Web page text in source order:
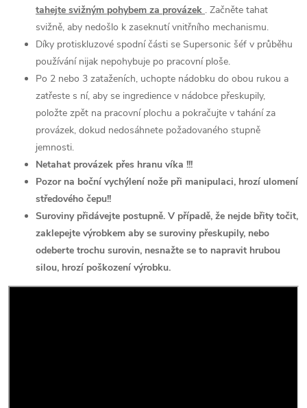
tahejte svižným pohybem za provázek . Začněte tahat
svižně, aby nedošlo k zaseknutí vnitřního mechanismu.
Díky protiskluzové spodní části se Supersonic šéf v průběhu
používání nijak nepohybuje po pracovní ploše.
Po 2 nebo 3 zataženích, uchopte nádobku do obou rukou a
zatřeste s ní, aby se ingredience v nádobce přeskupily,
položte zpět na pracovní plochu a pokračujte v tahání za
provázek, dokud nedosáhnete požadovaného stupně
jemnosti.
Netahat provázek přes hranu víka !!!
Pozor na boční vychýlení nože při manipulaci, hrozí ulomení
středového čepu!!
Suroviny přidávejte postupně. V případě, že nejde břity točit,
zaklepejte výrobkem aby se suroviny přeskupily, nebo
odeberte trochu surovin, nesnažte se to napravit hrubou
silou, hrozí poškození výrobku.